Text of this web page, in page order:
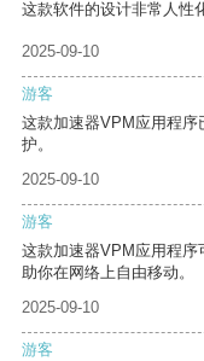
这款软件的设计非常人性
2025-09-10
游客
这款加速器VPM应用程
护。
2025-09-10
游客
这款加速器VPM应用程
助你在网络上自由移动。
2025-09-10
游客